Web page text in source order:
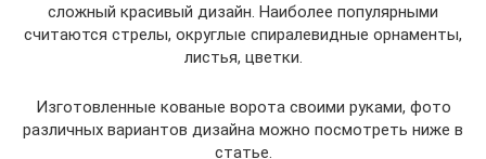
сложный красивый дизайн. Наиболее популярными
считаются стрелы, округлые спиралевидные орнаменты,
листья, цветки.
Изготовленные кованые ворота своими руками, фото
различных вариантов дизайна можно посмотреть ниже в
статье.